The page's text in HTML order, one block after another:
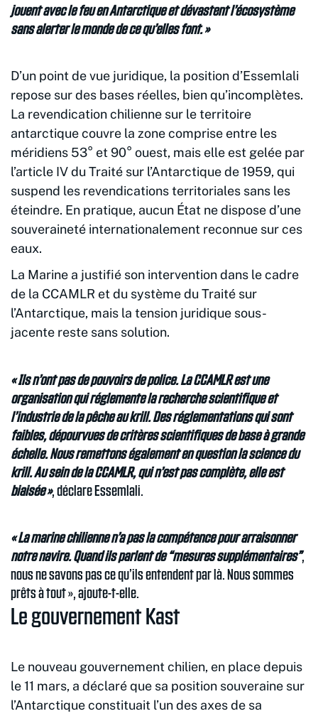
jouent avec le feu en Antarctique et dévastent l’écosystème
sans alerter le monde de ce qu’elles font. »
D’un point de vue juridique, la position d’Essemlali
repose sur des bases réelles, bien qu’incomplètes.
La revendication chilienne sur le territoire
antarctique couvre la zone comprise entre les
méridiens 53° et 90° ouest, mais elle est gelée par
l’article IV du Traité sur l’Antarctique de 1959, qui
suspend les revendications territoriales sans les
éteindre. En pratique, aucun État ne dispose d’une
souveraineté internationalement reconnue sur ces
eaux.
La Marine a justifié son intervention dans le cadre
de la CCAMLR et du système du Traité sur
l’Antarctique, mais la tension juridique sous-
jacente reste sans solution.
« Ils n’ont pas de pouvoirs de police. La CCAMLR est une
organisation qui réglemente la recherche scientifique et
l’industrie de la pêche au krill. Des réglementations qui sont
faibles, dépourvues de critères scientifiques de base à grande
échelle. Nous remettons également en question la science du
krill. Au sein de la CCAMLR, qui n’est pas complète, elle est
biaisée », déclare Essemlali.
« La marine chilienne n’a pas la compétence pour arraisonner
notre navire. Quand ils parlent de “mesures supplémentaires”,
nous ne savons pas ce qu’ils entendent par là. Nous sommes
prêts à tout », ajoute-t-elle.
Le gouvernement Kast
Le nouveau gouvernement chilien, en place depuis
le 11 mars, a déclaré que sa position souveraine sur
l’Antarctique constituait l’un des axes de sa